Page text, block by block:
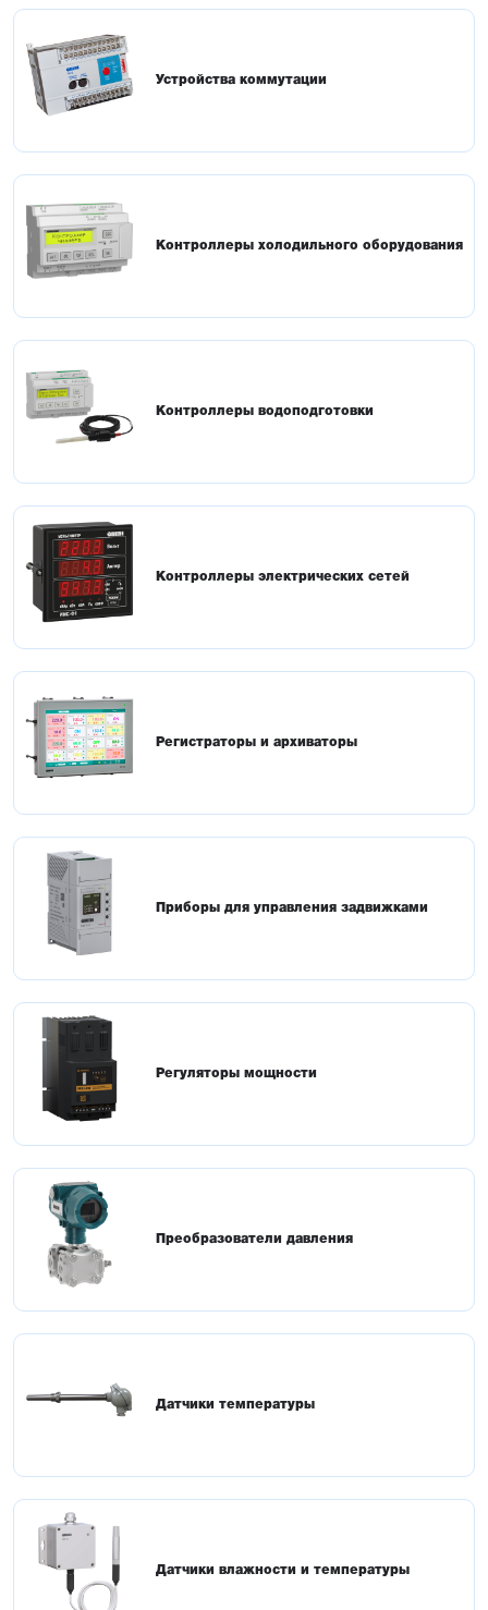
Устройства коммутации
Контроллеры холодильного оборудования
Контроллеры водоподготовки
Контроллеры электрических сетей
Регистраторы и архиваторы
Приборы для управления задвижками
Регуляторы мощности
Преобразователи давления
Датчики температуры
Датчики влажности и температуры